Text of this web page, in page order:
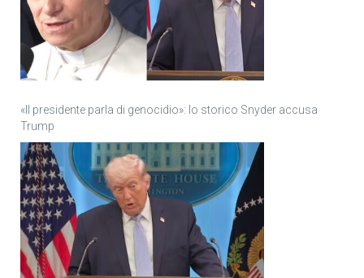
«Il presidente parla di genocidio»: lo storico Snyder accusa
Trump